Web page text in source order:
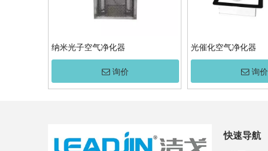
纳米光子空气净化器
询价
光催化空气净化器
询价
快速导航